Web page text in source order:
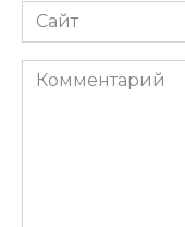
Сайт
Комментарий